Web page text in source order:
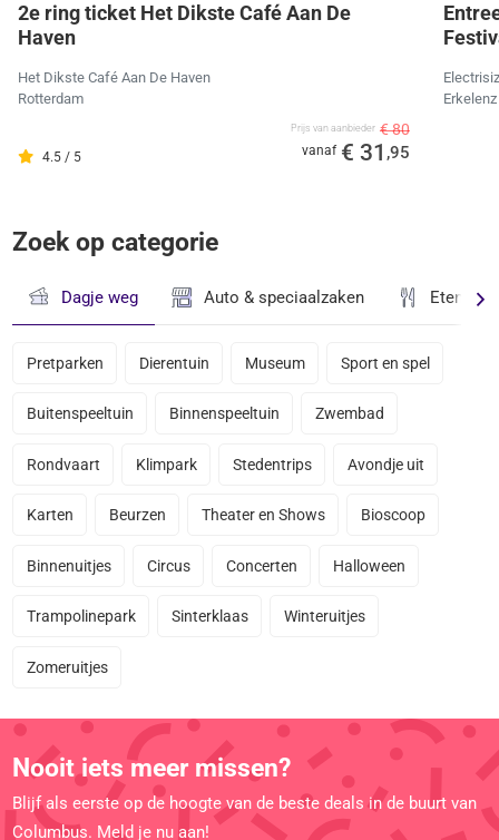
2e ring ticket Het Dikste Café Aan De
Haven
Het Dikste Café Aan De Haven
Rotterdam
4.5 / 5
Prijs van aanbieder € 80
vanaf € 31 ,95
Erkelenz
Zoek op categorie
Dagje weg Auto & speciaalzaken Eten &
Pretparken Dierentuin Museum Sport en spel
Buitenspeeltuin Binnenspeeltuin Zwembad
Rondvaart Klimpark Stedentrips Avondje uit
Karten Beurzen Theater en Shows Bioscoop
Binnenuitjes Circus Concerten Halloween
Trampolinepark Sinterklaas Winteruitjes
Zomeruitjes
Nooit iets meer missen?
Blijf als eerste op de hoogte van de beste deals in de buurt van
Columbus. Meld je nu aan!